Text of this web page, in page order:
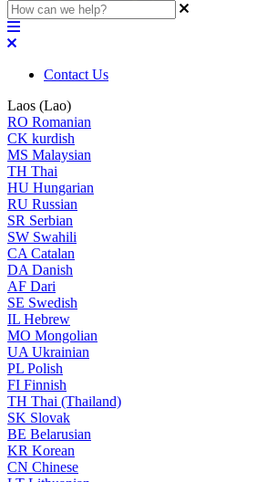
Contact Us
Laos (Lao)
RO Romanian
CK kurdish
MS Malaysian
TH Thai
HU Hungarian
RU Russian
SR Serbian
SW Swahili
CA Catalan
DA Danish
AF Dari
SE Swedish
IL Hebrew
MO Mongolian
UA Ukrainian
PL Polish
FI Finnish
TH Thai (Thailand)
SK Slovak
BE Belarusian
KR Korean
CN Chinese